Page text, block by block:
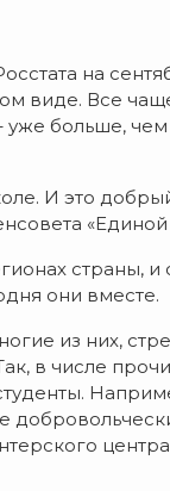
на
виде. Все
уже больше,
И это
страны,
они вместе.
из них,
в числе